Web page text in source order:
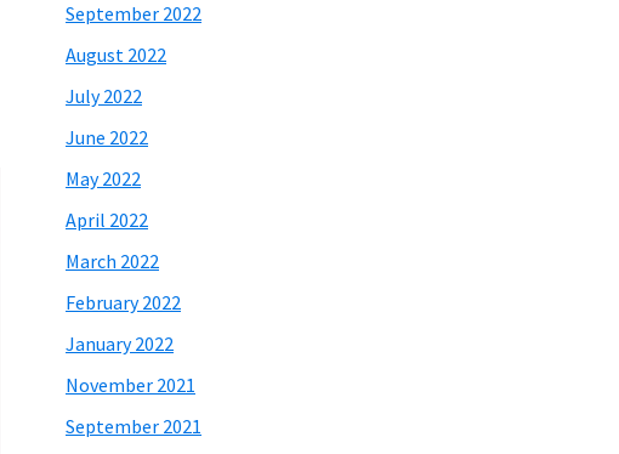
September 2022
August 2022
July 2022
June 2022
May 2022
April 2022
March 2022
February 2022
January 2022
November 2021
September 2021